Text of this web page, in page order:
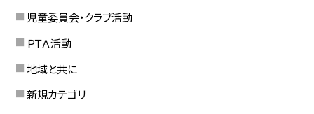
児童委員会・クラブ活動
ＰＴＡ活動
地域と共に
新規カテゴリ